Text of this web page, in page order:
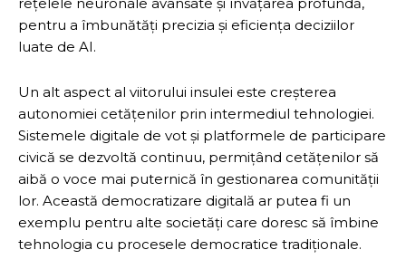
pentru a îmbunătăți precizia și eficiența deciziilor
luate de AI.
Un alt aspect al viitorului insulei este creșterea
autonomiei cetățenilor prin intermediul tehnologiei.
Sistemele digitale de vot și platformele de participare
civică se dezvoltă continuu, permițând cetățenilor să
aibă o voce mai puternică în gestionarea comunității
lor. Această democratizare digitală ar putea fi un
exemplu pentru alte societăți care doresc să îmbine
tehnologia cu procesele democratice tradiționale.